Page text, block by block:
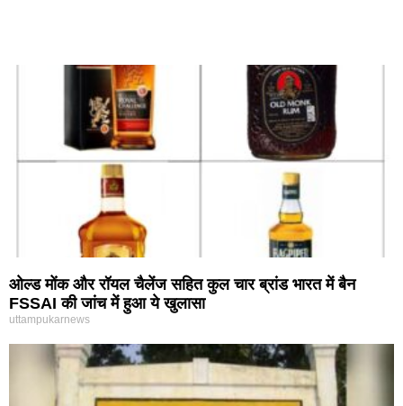
ओल्ड मोंक और रॉयल चैलेंज सहित कुल चार ब्रांड भारत में बैन
FSSAI की जांच में हुआ ये खुलासा
uttampukarnews